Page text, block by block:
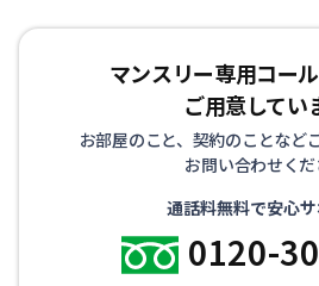
マンスリー専用コー
ご用意してい
お部屋のこと、契約のことなど
お問い合わせく
通話料無料で安心
0120-